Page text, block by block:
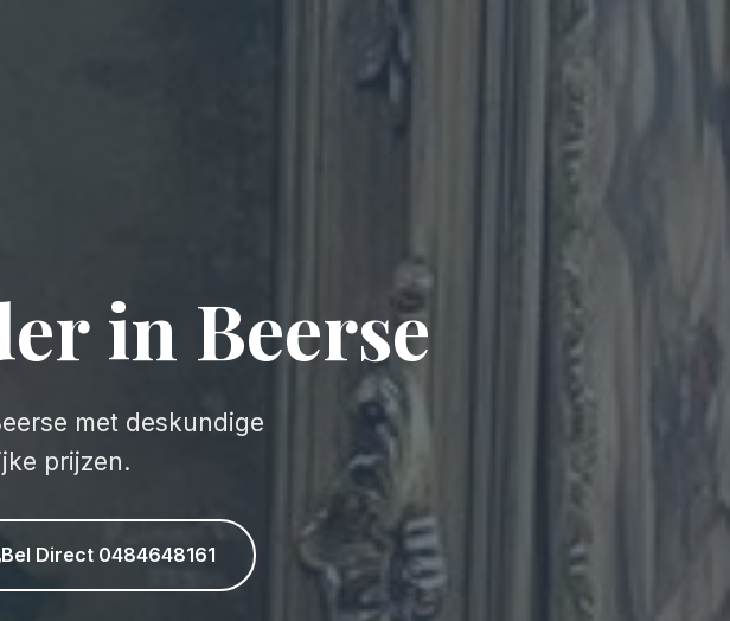
in Beerse
met deskundige
prijzen.
Bel Direct 0484648161